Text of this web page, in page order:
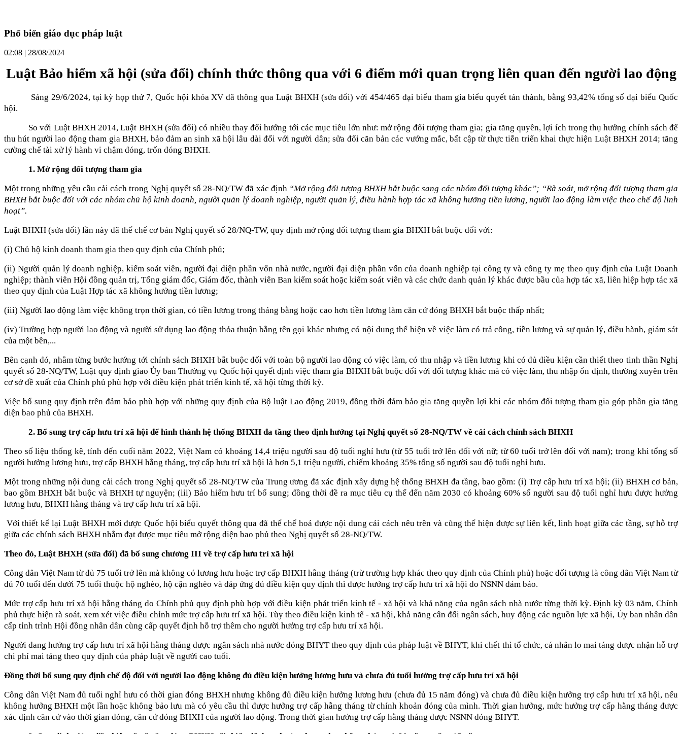
Phổ biến giáo dục pháp luật
02:08 | 28/08/2024
Luật Bảo hiểm xã hội (sửa đổi)​ chính thức thông qua với 6 điểm mới quan trọng liên quan đến người lao động
Sáng 29/6/2024, tại kỳ họp thứ 7, Quốc hội khóa XV đã thông qua Luật BHXH (sửa đổi) với 454/465 đại biểu tham gia biểu quyết tán thành, bằng 93,42% tổng số đại biểu Quốc
hội.
So với Luật BHXH 2014, Luật BHXH (sửa đổi) có nhiều thay đổi hướng tới các mục tiêu lớn như: mở rộng đối tượng tham gia; gia tăng quyền, lợi ích trong thụ hưởng chính sách để
thu hút người lao động tham gia BHXH, bảo đảm an sinh xã hội lâu dài đối với người dân; sửa đổi căn bản các vướng mắc, bất cập từ thực tiễn triển khai thực hiện Luật BHXH 2014; tăng
cường chế tài xử lý hành vi chậm đóng, trốn đóng BHXH.
1. Mở rộng đối tượng tham gia
Một trong những yêu cầu cải cách trong Nghị quyết số 28-NQ/TW đã xác định “Mở rộng đối tượng BHXH bắt buộc sang các nhóm đối tượng khác”; “Rà soát, mở rộng đối tượng tham gia
BHXH bắt buộc đối với các nhóm chủ hộ kinh doanh, người quản lý doanh nghiệp, người quản lý, điều hành hợp tác xã không hưởng tiền lương, người lao động làm việc theo chế độ linh
hoạt”.
Luật BHXH (sửa đổi) lần này đã thể chế cơ bản Nghị quyết số 28/NQ-TW, quy định mở rộng đối tượng tham gia BHXH bắt buộc đối với:
(i) Chủ hộ kinh doanh tham gia theo quy định của Chính phủ;
(ii) Người quản lý doanh nghiệp, kiểm soát viên, người đại diện phần vốn nhà nước, người đại diện phần vốn của doanh nghiệp tại công ty và công ty mẹ theo quy định của Luật Doanh
nghiệp; thành viên Hội đồng quản trị, Tổng giám đốc, Giám đốc, thành viên Ban kiểm soát hoặc kiểm soát viên và các chức danh quản lý khác được bầu của hợp tác xã, liên hiệp hợp tác xã
theo quy định của Luật Hợp tác xã không hưởng tiền lương;
(iii) Người lao động làm việc không trọn thời gian, có tiền lương trong tháng bằng hoặc cao hơn tiền lương làm căn cứ đóng BHXH bắt buộc thấp nhất;
(iv) Trường hợp người lao động và người sử dụng lao động thỏa thuận bằng tên gọi khác nhưng có nội dung thể hiện về việc làm có trả công, tiền lương và sự quản lý, điều hành, giám sát
của một bên,...
Bên cạnh đó, nhằm từng bước hướng tới chính sách BHXH bắt buộc đối với toàn bộ người lao động có việc làm, có thu nhập và tiền lương khi có đủ điều kiện cần thiết theo tinh thần Nghị
quyết số 28-NQ/TW, Luật quy định giao Ủy ban Thường vụ Quốc hội quyết định việc tham gia BHXH bắt buộc đối với đối tượng khác mà có việc làm, thu nhập ổn định, thường xuyên trên
cơ sở đề xuất của Chính phủ phù hợp với điều kiện phát triển kinh tế, xã hội từng thời kỳ.
Việc bổ sung quy định trên đảm bảo phù hợp với những quy định của Bộ luật Lao động 2019, đồng thời đảm bảo gia tăng quyền lợi khi các nhóm đối tượng tham gia góp phần gia tăng
diện bao phủ của BHXH.
2. Bổ sung trợ cấp hưu trí xã hội để hình thành hệ thống BHXH đa tầng theo định hướng tại Nghị quyết số 28-NQ/TW về cải cách chính sách BHXH
Theo số liệu thống kê, tính đến cuối năm 2022, Việt Nam có khoảng 14,4 triệu người sau độ tuổi nghỉ hưu (từ 55 tuổi trở lên đối với nữ; từ 60 tuổi trở lên đối với nam); trong khi tổng số
người hưởng lương hưu, trợ cấp BHXH hằng tháng, trợ cấp hưu trí xã hội là hơn 5,1 triệu người, chiếm khoảng 35% tổng số người sau độ tuổi nghỉ hưu.
Một trong những nội dung cải cách trong Nghị quyết số 28-NQ/TW của Trung ương đã xác định xây dựng hệ thống BHXH đa tầng, bao gồm: (i) Trợ cấp hưu trí xã hội; (ii) BHXH cơ bản,
bao gồm BHXH bắt buộc và BHXH tự nguyện; (iii) Bảo hiểm hưu trí bổ sung; đồng thời đề ra mục tiêu cụ thể đến năm 2030 có khoảng 60% số người sau độ tuổi nghỉ hưu được hưởng
lương hưu, BHXH hằng tháng và trợ cấp hưu trí xã hội.
Với thiết kế lại Luật BHXH mới được Quốc hội biểu quyết thông qua đã thể chế hoá được nội dung cải cách nêu trên và cũng thể hiện được sự liên kết, linh hoạt giữa các tầng, sự hỗ trợ
giữa các chính sách BHXH nhằm đạt được mục tiêu mở rộng diện bao phủ theo Nghị quyết số 28-NQ/TW.
Theo đó, Luật BHXH (sửa đổi) đã bổ sung chương III về trợ cấp hưu trí xã hội
Công dân Việt Nam từ đủ 75 tuổi trở lên mà không có lương hưu hoặc trợ cấp BHXH hằng tháng (trừ trường hợp khác theo quy định của Chính phủ) hoặc đối tượng là công dân Việt Nam từ
đủ 70 tuổi đến dưới 75 tuổi thuộc hộ nghèo, hộ cận nghèo và đáp ứng đủ điều kiện quy định thì được hưởng trợ cấp hưu trí xã hội do NSNN đảm bảo.
Mức trợ cấp hưu trí xã hội hằng tháng do Chính phủ quy định phù hợp với điều kiện phát triển kinh tế - xã hội và khả năng của ngân sách nhà nước từng thời kỳ. Định kỳ 03 năm, Chính
phủ thực hiện rà soát, xem xét việc điều chỉnh mức trợ cấp hưu trí xã hội. Tùy theo điều kiện kinh tế - xã hội, khả năng cân đối ngân sách, huy động các nguồn lực xã hội, Ủy ban nhân dân
cấp tỉnh trình Hội đồng nhân dân cùng cấp quyết định hỗ trợ thêm cho người hưởng trợ cấp hưu trí xã hội.
Người đang hưởng trợ cấp hưu trí xã hội hằng tháng được ngân sách nhà nước đóng BHYT theo quy định của pháp luật về BHYT, khi chết thì tổ chức, cá nhân lo mai táng được nhận hỗ trợ
chi phí mai táng theo quy định của pháp luật về người cao tuổi.
Đồng thời bổ sung quy định chế độ đối với người lao động không đủ điều kiện hưởng lương hưu và chưa đủ tuổi hưởng trợ cấp hưu trí xã hội
Công dân Việt Nam đủ tuổi nghỉ hưu có thời gian đóng BHXH nhưng không đủ điều kiện hưởng lương hưu (chưa đủ 15 năm đóng) và chưa đủ điều kiện hưởng trợ cấp hưu trí xã hội, nếu
không hưởng BHXH một lần hoặc không bảo lưu mà có yêu cầu thì được hưởng trợ cấp hằng tháng từ chính khoản đóng của mình. Thời gian hưởng, mức hưởng trợ cấp hằng tháng được
xác định căn cứ vào thời gian đóng, căn cứ đóng BHXH của người lao động. Trong thời gian hưởng trợ cấp hằng tháng được NSNN đóng BHYT.